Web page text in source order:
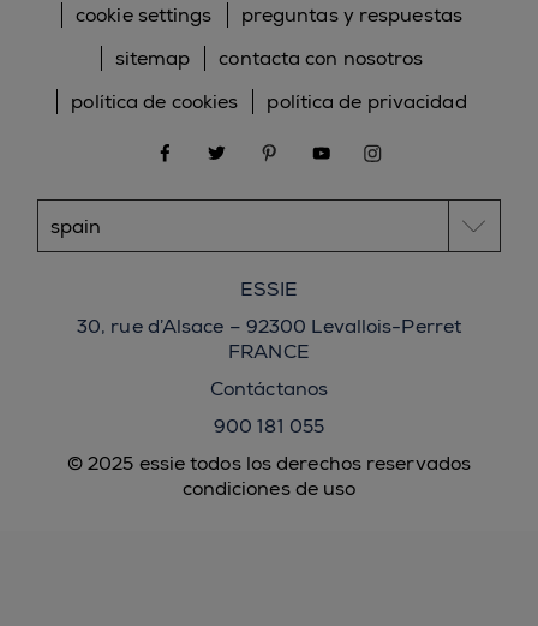
© 2025 essie todos los derechos reservados
condiciones de uso
cookie settings
preguntas y respuestas
sitemap
contacta con nosotros
política de cookies
política de privacidad
facebooktwitter pinterestyoutubeinstagram
ESSIE
30, rue d’Alsace – 92300 Levallois-Perret
FRANCE
Contáctanos
900 181 055